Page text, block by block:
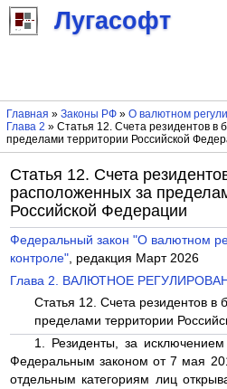
Лугасофт
Главная » Законы РФ» О валютном
Глава 2 » Статья 12. Счета резидентов в
пределами территории Российской
Статья 12. Счета
расположенных за
Российской Федерации
Федеральный закон "О валютном
контроле", редакция Март 2026
Глава 2. ВАЛЮТНОЕ
Статья 12. Счета резидентов в
пределами территории
1. Резиденты, за
Федеральным законом от 7 мая
отдельным категориям лиц